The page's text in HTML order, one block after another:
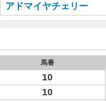
アドマイヤチェリー
馬番
10
10